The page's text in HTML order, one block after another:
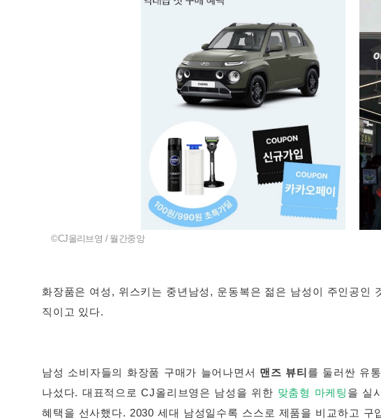
©CJ올리브영 / 월간중앙
화장품은 여성, 위스키는 중년남성, 운동복은 젊은 남성이 주인공인
직이고 있다.
남성 소비자들의 화장품 구매가 늘어나면서 맨즈 뷰티 를 둘러싼 유
나섰다. 대표적으로 CJ올리브영은 남성을 위한 맞춤형 마케팅 을 실
혜택을 선사했다. 2030 세대 남성일수록 스스로 제품을 비교하고